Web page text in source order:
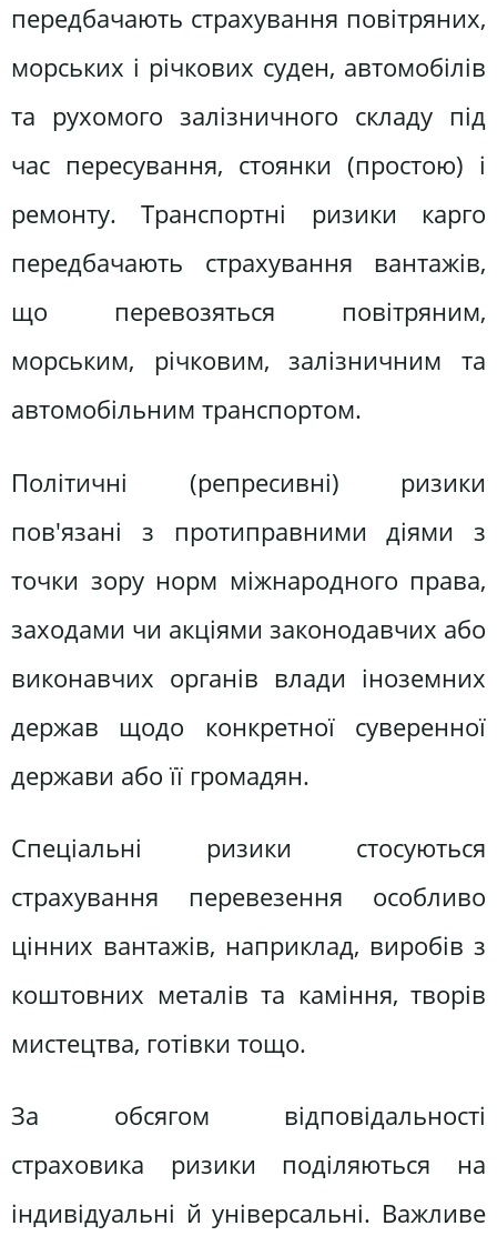
передбачають страхування повітряних,
морських і річкових суден, автомобілів
та рухомого залізничного складу під
час пересування, стоянки (простою) і
ремонту. Транспортні ризики карго
передбачають страхування вантажів,
що перевозяться повітряним,
морським, річковим, залізничним та
автомобільним транспортом.
Політичні (репресивні) ризики
пов'язані з протиправними діями з
точки зору норм міжнародного права,
заходами чи акціями законодавчих або
виконавчих органів влади іноземних
держав щодо конкретної суверенної
держави або її громадян.
Спеціальні ризики стосуються
страхування перевезення особливо
цінних вантажів, наприклад, виробів з
коштовних металів та каміння, творів
мистецтва, готівки тощо.
За обсягом відповідальності
страховика ризики поділяються на
індивідуальні й універсальні. Важливе